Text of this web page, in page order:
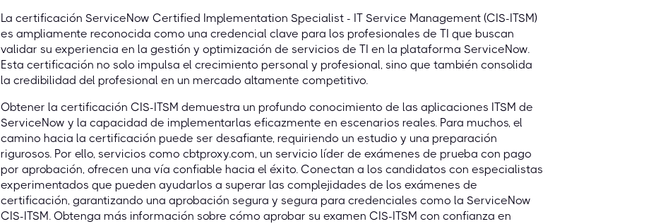
La certificación ServiceNow Certified Implementation Specialist - IT Service Management (CIS-ITSM)
es ampliamente reconocida como una credencial clave para los profesionales de TI que buscan
validar su experiencia en la gestión y optimización de servicios de TI en la plataforma ServiceNow.
Esta certificación no solo impulsa el crecimiento personal y profesional, sino que también consolida
la credibilidad del profesional en un mercado altamente competitivo.
Obtener la certificación CIS-ITSM demuestra un profundo conocimiento de las aplicaciones ITSM de
ServiceNow y la capacidad de implementarlas eficazmente en escenarios reales. Para muchos, el
camino hacia la certificación puede ser desafiante, requiriendo un estudio y una preparación
rigurosos. Por ello, servicios como cbtproxy.com, un servicio líder de exámenes de prueba con pago
por aprobación, ofrecen una vía confiable hacia el éxito. Conectan a los candidatos con especialistas
experimentados que pueden ayudarlos a superar las complejidades de los exámenes de
certificación, garantizando una aprobación segura y segura para credenciales como la ServiceNow
CIS-ITSM. Obtenga más información sobre cómo aprobar su examen CIS-ITSM con confianza en